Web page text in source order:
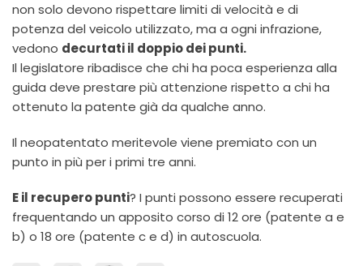
non solo devono rispettare limiti di velocità e di
potenza del veicolo utilizzato, ma a ogni infrazione,
vedono decurtati il doppio dei punti.
Il legislatore ribadisce che chi ha poca esperienza alla
guida deve prestare più attenzione rispetto a chi ha
ottenuto la patente già da qualche anno.
Il neopatentato meritevole viene premiato con un
punto in più per i primi tre anni.
E il recupero punti? I punti possono essere recuperati
frequentando un apposito corso di 12 ore (patente a e
b) o 18 ore (patente c e d) in autoscuola.